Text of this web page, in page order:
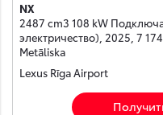
NX
2487 cm3 108 kW
электричество), 2025, 7
Metāliska
Lexus Rīga Airport